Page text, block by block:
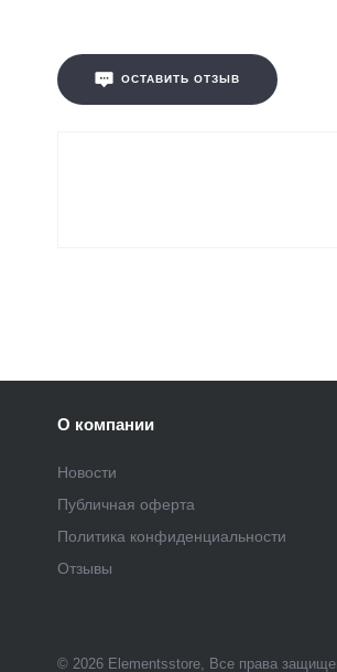
ОСТАВИТЬ ОТЗЫВ
О компании
Новости
Публичная оферта
Политика конфиденциальности
Отзывы
© 2026 Elementsstore, Все права